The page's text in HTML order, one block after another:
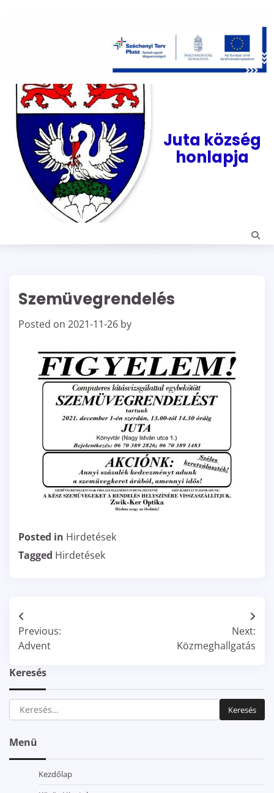
content
Juta község
honlapja
Szemüvegrendelés
Posted on 2021-11-26 by
Posted in Hirdetések
Tagged Hirdetések
Bejegyzés
navigáció
Previous:
Advent
Next:
Közmeghallgatás
Keresés
Keresés:
Menü
Kezdőlap